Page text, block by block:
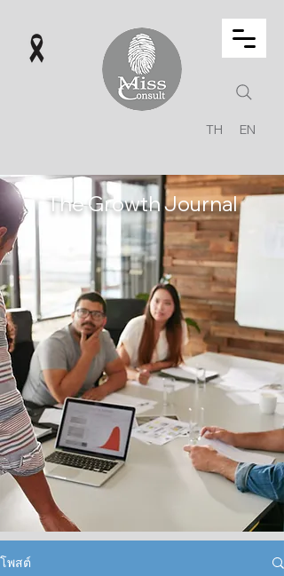
TH EN
The Growth Journal
โพสต์